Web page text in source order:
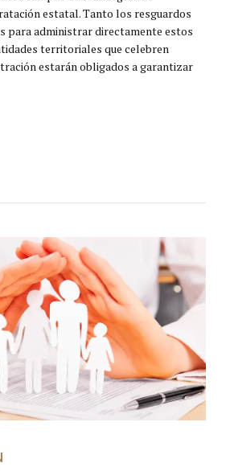
estatal. Tanto los resguardos
para administrar directamente estos
territoriales que celebren
estarán obligados a garantizar